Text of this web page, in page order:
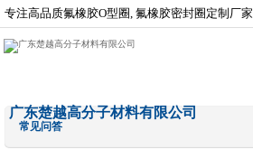
专注高品质氟橡胶O型圈, 氟橡胶密封圈定制厂家
广东楚越高分子材料有限公司
常见问答